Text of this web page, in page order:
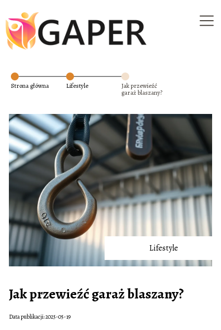
Strona główna Lifestyle
Jak przewieźć
garaż blaszany?
Lifestyle
Jak przewieźć garaż blaszany?
Data publikacji: 2025-05-19